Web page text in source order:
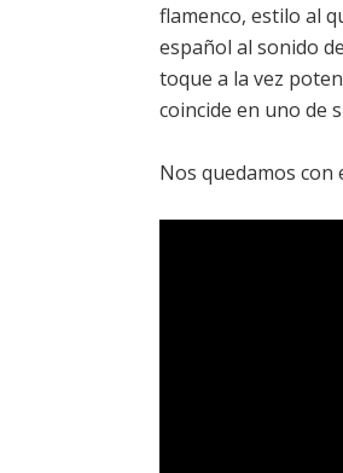
flamenco, estilo al
español al sonido
toque a la vez
coincide en uno de
Nos quedamos con